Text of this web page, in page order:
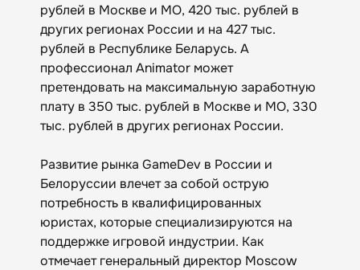
рублей в Москве и МО, 420 тыс. рублей в
других регионах России и на 427 тыс.
рублей в Республике Беларусь. А
профессионал Animator может
претендовать на максимальную заработную
плату в 350 тыс. рублей в Москве и МО, 330
тыс. рублей в других регионах России.
Развитие рынка GameDev в России и
Белоруссии влечет за собой острую
потребность в квалифицированных
юристах, которые специализируются на
поддержке игровой индустрии. Как
отмечает генеральный директор Moscow